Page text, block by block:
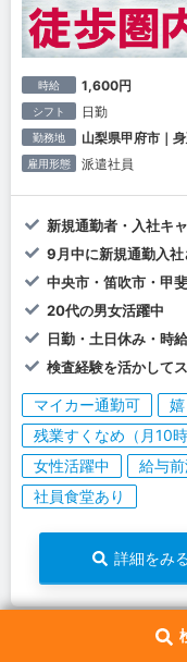
時給 1,600円
シフト 日勤
勤務地 山梨県甲府市｜
雇用形態 派遣社員
新規通勤者・入社キ
9月中に新規通勤入
中央市・笛吹市・甲
20代の男女活躍中
日勤・土日休み・時
検査経験を活かして
マイカー通勤可
残業すくなめ（月10時
女性活躍中
給与前
社員食堂あり
詳細をみ